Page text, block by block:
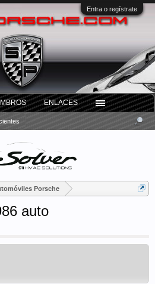
Entra o regístrate
Porsche
auto
ENLACES